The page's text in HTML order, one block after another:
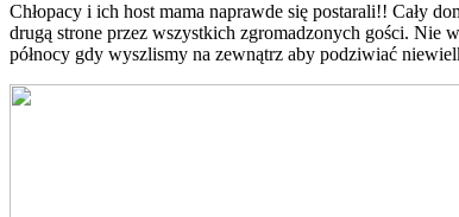
Chłopacy i ich host mama naprawde się postarali!! Cały
drugą strone przez wszystkich zgromadzonych gości. Nie
północy gdy wyszlismy na zewnątrz aby podziwiać